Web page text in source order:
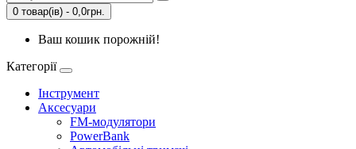
0 товар(ів) - 0,0грн.
Ваш кошик порожній!
Категорії
Інструмент
Аксесуари
FM-модулятори
PowerBank